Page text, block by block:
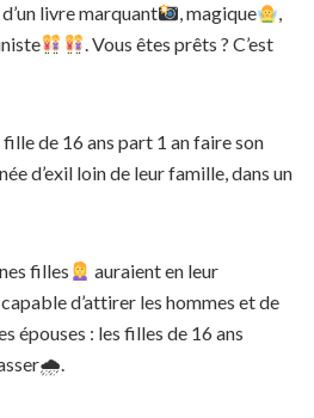
livre marquant , magique
,
. Vous êtes prêts ? C’est
fille de 16 ans part 1 an faire son
d’exil loin de leur famille, dans un
filles
auraient en leur
d’attirer les hommes et de
épouses : les filles de 16 ans